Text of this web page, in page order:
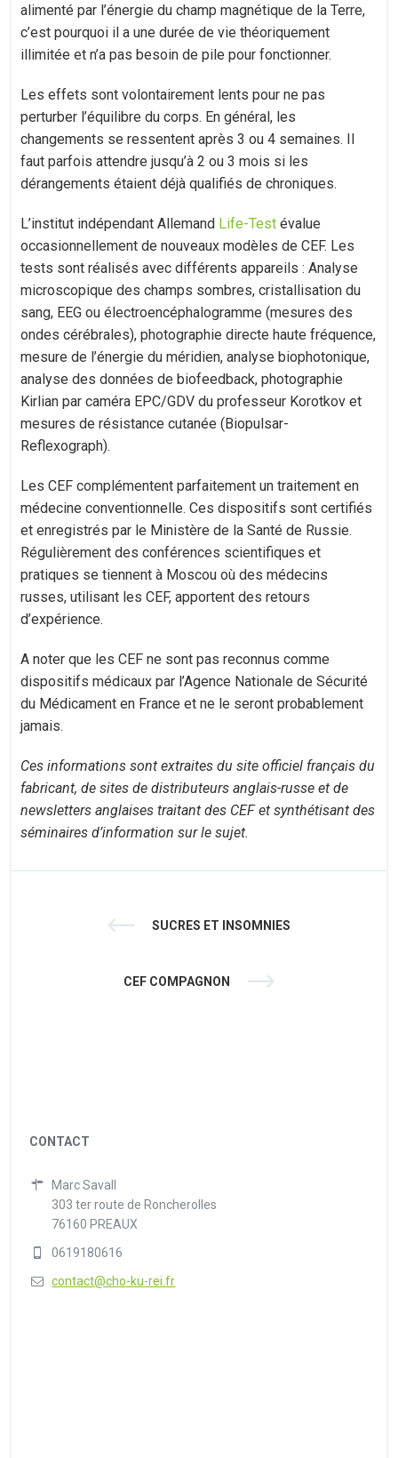
alimenté par l’énergie du champ magnétique de la Terre,
c’est pourquoi il a une durée de vie théoriquement
illimitée et n’a pas besoin de pile pour fonctionner.
Les effets sont volontairement lents pour ne pas
perturber l’équilibre du corps. En général, les
changements se ressentent après 3 ou 4 semaines. Il
faut parfois attendre jusqu’à 2 ou 3 mois si les
dérangements étaient déjà qualifiés de chroniques.
L’institut indépendant Allemand Life-Test évalue
occasionnellement de nouveaux modèles de CEF. Les
tests sont réalisés avec différents appareils : Analyse
microscopique des champs sombres, cristallisation du
sang, EEG ou électroencéphalogramme (mesures des
ondes cérébrales), photographie directe haute fréquence,
mesure de l’énergie du méridien, analyse biophotonique,
analyse des données de biofeedback, photographie
Kirlian par caméra EPC/GDV du professeur Korotkov et
mesures de résistance cutanée (Biopulsar-
Reflexograph).
Les CEF complémentent parfaitement un traitement en
médecine conventionnelle. Ces dispositifs sont certifiés
et enregistrés par le Ministère de la Santé de Russie.
Régulièrement des conférences scientifiques et
pratiques se tiennent à Moscou où des médecins
russes, utilisant les CEF, apportent des retours
d’expérience.
A noter que les CEF ne sont pas reconnus comme
dispositifs médicaux par l’Agence Nationale de Sécurité
du Médicament en France et ne le seront probablement
jamais.
Ces informations sont extraites du site officiel français du
fabricant, de sites de distributeurs anglais-russe et de
newsletters anglaises traitant des CEF et synthétisant des
séminaires d’information sur le sujet.
SUCRES ET INSOMNIES
CEF COMPAGNON
CONTACT
Marc Savall
303 ter route de Roncherolles
76160 PREAUX
0619180616
contact@cho-ku-rei.fr